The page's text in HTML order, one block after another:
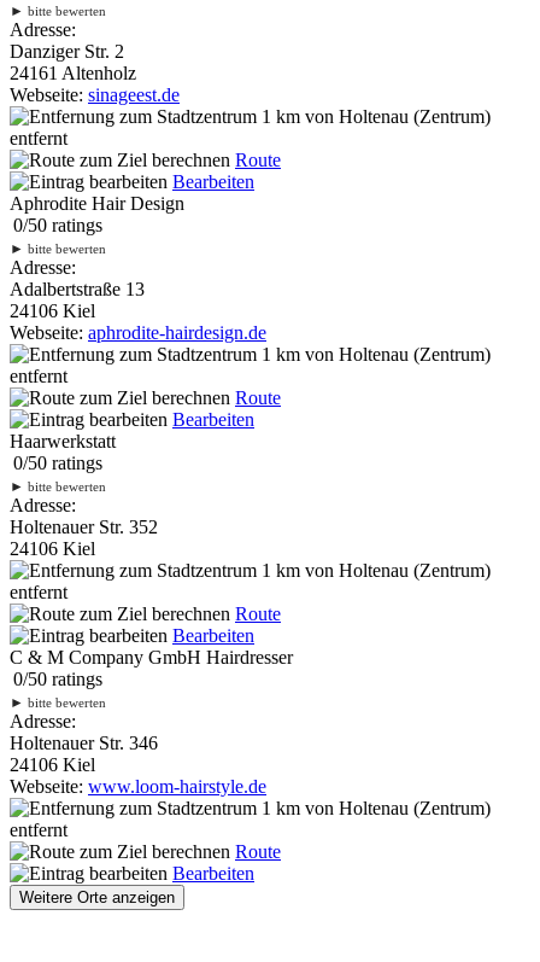
► bitte bewerten
Adresse:
Danziger Str. 2
24161 Altenholz
Webseite: sinageest.de
1 km von Holtenau (Zentrum)
entfernt
Route
Bearbeiten
Aphrodite Hair Design
0/50 ratings
► bitte bewerten
Adresse:
Adalbertstraße 13
24106 Kiel
Webseite: aphrodite-hairdesign.de
1 km von Holtenau (Zentrum)
entfernt
Route
Bearbeiten
Haarwerkstatt
0/50 ratings
► bitte bewerten
Adresse:
Holtenauer Str. 352
24106 Kiel
1 km von Holtenau (Zentrum)
entfernt
Route
Bearbeiten
C & M Company GmbH Hairdresser
0/50 ratings
► bitte bewerten
Adresse:
Holtenauer Str. 346
24106 Kiel
Webseite: www.loom-hairstyle.de
1 km von Holtenau (Zentrum)
entfernt
Route
Bearbeiten
Weitere Orte anzeigen